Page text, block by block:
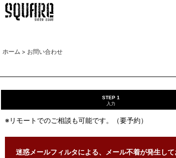
ホーム > お問い合わせ
STEP 1
入力
※リモートでのご相談も可能です。（要予約）
迷惑メールフィルタによる、メール不着が発生し